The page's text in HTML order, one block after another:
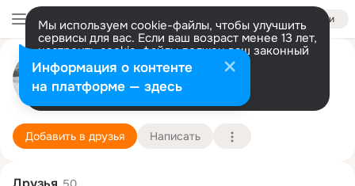
Войти
Мы используем cookie-файлы, чтобы улучшить
сервисы для вас. Если ваш возраст менее 13 лет,
настроить cookie-файлы должен ваш законный
представитель. Больше информации
Разрешить все Настроить
Наталия Глизнуца
Москва 25 марта (42 года)
Подробнее
Добавить в друзья Написать
Информация о контенте
на платформе — здесь